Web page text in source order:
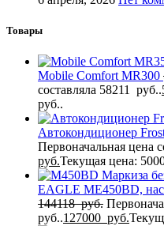
Товары
Mobile Comfort MR300
составляла 58211 руб..
руб..
Автокондиционер
Первоначальная цена
руб.Текущая цена:
Маркиза
EAGLE MЕ450BD,
144118руб.
руб..127000 руб.